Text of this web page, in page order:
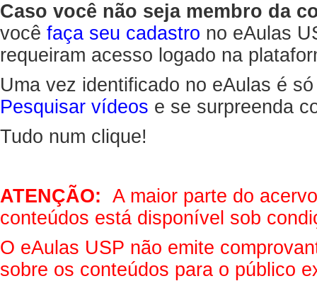
Caso você não seja membro da
você faça seu cadastro no eAulas
requeiram acesso logado na
Uma vez identificado no eAulas é
Pesquisar vídeos e se surpreenda
Tudo num clique!
ATENÇÃO: A maior parte do
conteúdos está disponível sob
O eAulas USP não emite
sobre os conteúdos para o público